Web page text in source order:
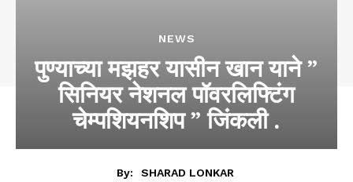
NEWS
पुण्याच्या मझहर यासीन खान याने ”
सिनियर नेशनल पॉवरलिफ्टिंग
चेम्पशियनशिप ” जिंकली .
By:
SHARAD LONKAR